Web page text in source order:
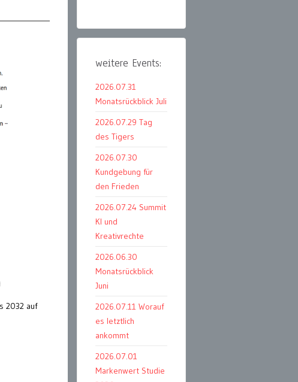
2032 auf
weitere Events:
2026.07.31
Monatsrückblick Juli
2026.07.29 Tag
des Tigers
2026.07.30
Kundgebung für
den Frieden
2026.07.24 Summit
KI und
Kreativrechte
2026.06.30
Monatsrückblick
Juni
2026.07.11 Worauf
es letztlich
ankommt
2026.07.01
Markenwert Studie